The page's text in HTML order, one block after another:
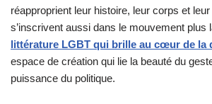
réapproprient leur histoire, leur corps et
s’inscrivent aussi dans le mouvement plus
littérature LGBT qui brille au cœur de la
espace de création qui lie la beauté du
puissance du politique.